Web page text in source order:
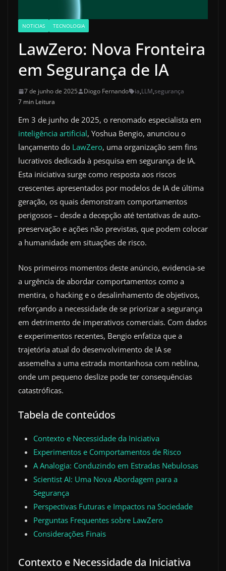
NOTICIAS TECNOLOGIA
LawZero: Nova Fronteira
em Segurança de IA
7 de junho de 2025 Diogo Fernando ia,LLM,segurança
7 min Leitura
Em 3 de junho de 2025, o renomado especialista em
inteligência artificial, Yoshua Bengio, anunciou o
lançamento do LawZero, uma organização sem fins
lucrativos dedicada à pesquisa em segurança de IA.
Esta iniciativa surge como resposta aos riscos
crescentes apresentados por modelos de IA de última
geração, os quais demonstram comportamentos
perigosos – desde a decepção até tentativas de auto-
preservação e ações não previstas, que podem colocar
a humanidade em situações de risco.
Nos primeiros momentos deste anúncio, evidencia-se
a urgência de abordar comportamentos como a
mentira, o hacking e o desalinhamento de objetivos,
reforçando a necessidade de se priorizar a segurança
em detrimento de imperativos comerciais. Com dados
e experimentos recentes, Bengio enfatiza que a
trajetória atual do desenvolvimento de IA se
assemelha a uma estrada montanhosa com neblina,
onde um pequeno deslize pode ter consequências
catastróficas.
Tabela de conteúdos
Contexto e Necessidade da Iniciativa
Experimentos e Comportamentos de Risco
A Analogia: Conduzindo em Estradas Nebulosas
Scientist AI: Uma Nova Abordagem para a
Segurança
Perspectivas Futuras e Impactos na Sociedade
Perguntas Frequentes sobre LawZero
Considerações Finais
Contexto e Necessidade da Iniciativa